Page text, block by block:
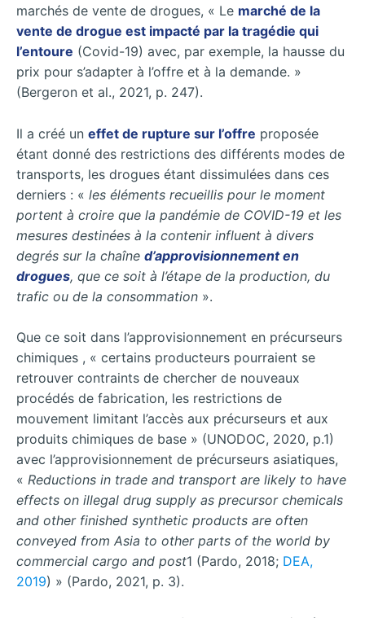
marchés de vente de drogues, « Le marché de la
vente de drogue est impacté par la tragédie qui
l’entoure (Covid-19) avec, par exemple, la hausse du
prix pour s’adapter à l’offre et à la demande. »
(Bergeron et al., 2021, p. 247).
Il a créé un effet de rupture sur l’offre proposée
étant donné des restrictions des différents modes de
transports, les drogues étant dissimulées dans ces
derniers : « les éléments recueillis pour le moment
portent à croire que la pandémie de COVID-19 et les
mesures destinées à la contenir influent à divers
degrés sur la chaîne d’approvisionnement en
drogues, que ce soit à l’étape de la production, du
trafic ou de la consommation ».
Que ce soit dans l’approvisionnement en précurseurs
chimiques , « certains producteurs pourraient se
retrouver contraints de chercher de nouveaux
procédés de fabrication, les restrictions de
mouvement limitant l’accès aux précurseurs et aux
produits chimiques de base » (UNODOC, 2020, p.1)
avec l’approvisionnement de précurseurs asiatiques,
« Reductions in trade and transport are likely to have
effects on illegal drug supply as precursor chemicals
and other finished synthetic products are often
conveyed from Asia to other parts of the world by
commercial cargo and post1 (Pardo, 2018; DEA,
2019) » (Pardo, 2021, p. 3).